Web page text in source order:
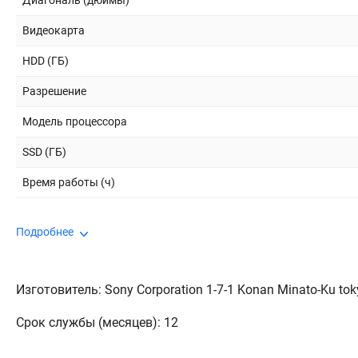
Видеокарта
HDD (ГБ)
Разрешение
Модель процессора
SSD (ГБ)
Время работы (ч)
Подробнее
Изготовитель: Sony Corporation 1-7-1 Konan Minato-Ku
Срок службы (месяцев): 12